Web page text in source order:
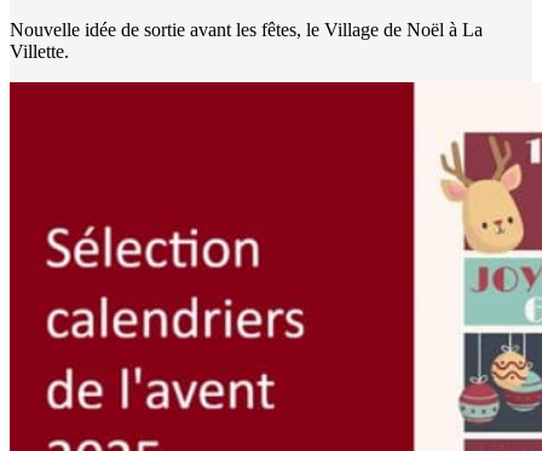
Nouvelle idée de sortie avant les fêtes, le Village de Noël à La
Villette.